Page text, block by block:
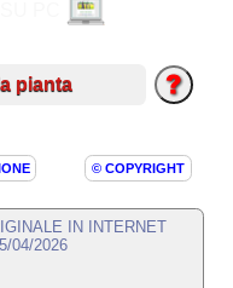
pianta
© COPYRIGHT
IN INTERNET
04/2026